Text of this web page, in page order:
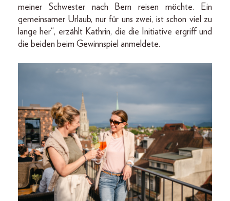
meiner Schwester nach Bern reisen möchte. Ein
gemeinsamer Urlaub, nur für uns zwei, ist schon viel zu
lange her“, erzählt Kathrin, die die Initiative ergriff und
die beiden beim Gewinnspiel anmeldete.